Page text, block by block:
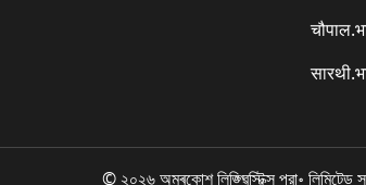
© ২০২৬ অমৰকোশ লিঙ্গ্ৱিস্টিক্স প্রা॰ লিমিটেড